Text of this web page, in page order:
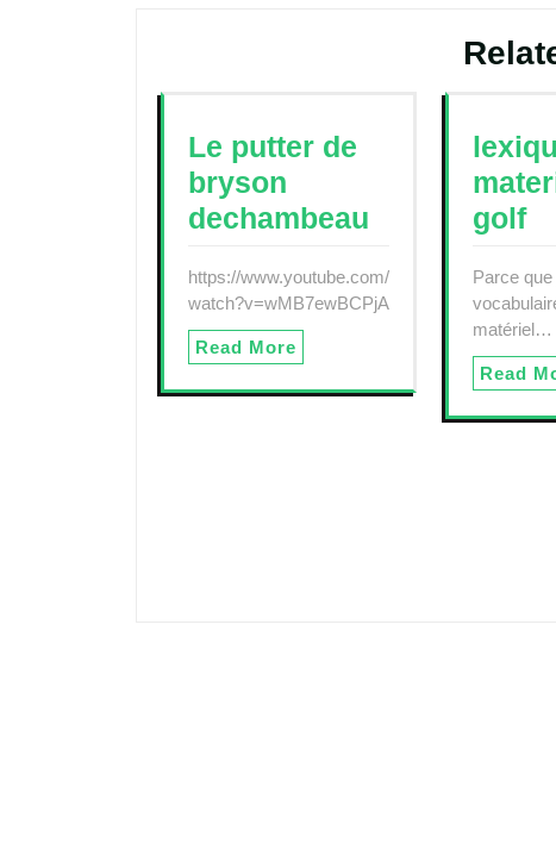
Le putter de
bryson
dechambeau
https://www.youtube.com/
watch?v=wMB7ewBCPjA
Read More
golf
Parce
matériel…
Read